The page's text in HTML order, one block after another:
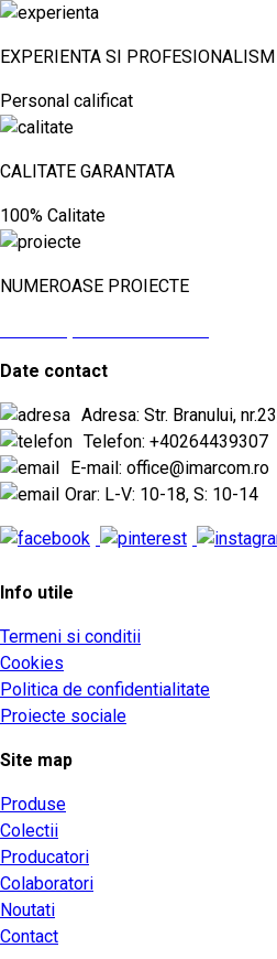
EXPERIENTA SI PROFESIONALISM
Personal calificat
CALITATE GARANTATA
100% Calitate
NUMEROASE PROIECTE
Date contact
Adresa: Str. Branului,
Telefon: +40264439307
E-mail: office@imarcom.ro
Orar: L-V: 10-18, S: 10-14
Info utile
Termeni si conditii
Cookies
Politica de confidentialitate
Proiecte sociale
Site map
Produse
Colectii
Producatori
Colaboratori
Noutati
Contact